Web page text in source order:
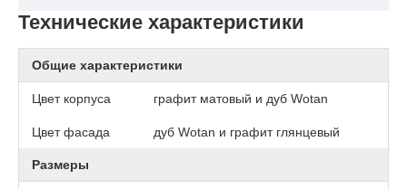
Технические характеристики
Общие характеристики
Цвет корпуса графит матовый и дуб Wotan
Цвет фасада дуб Wotan и графит глянцевый
Размеры